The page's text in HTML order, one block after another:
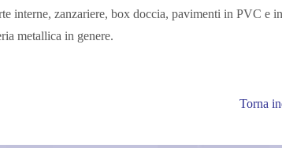
interne, zanzariere, box doccia, pavimenti in PVC e
metallica in genere.
Torna